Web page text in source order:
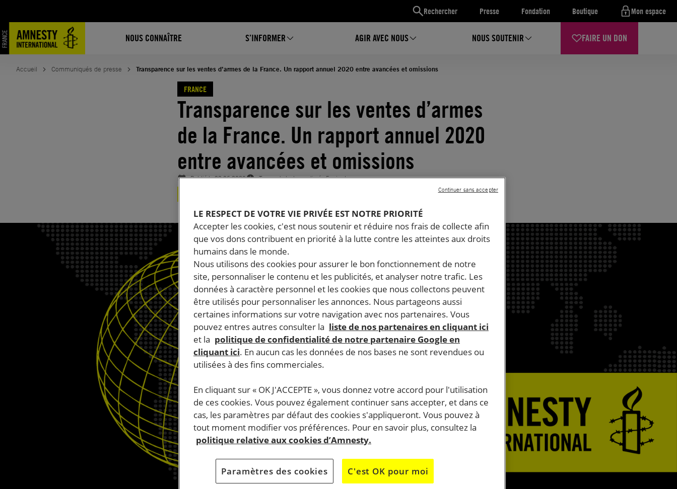
Rechercher Presse Fondation Boutique Mon espace
NOUS CONNAÎTRE S’INFORMER AGIR AVEC NOUS NOUS SOUTENIR FAIRE UN DON
contenu
Accueil Communiqués de presse Transparence sur les ventes d’armes de la France. Un rapport annuel 2020 entre avancées et omissions
FRANCE
Transparence sur les ventes d’armes
de la France. Un rapport annuel 2020
entre avancées et omissions
Publié le02.06.2020
Temps de lecture estimé : 5 minutes
LE RESPECT DE VOTRE VIE PRIVÉE EST NOTRE PRIORITÉ
Accepter les cookies, c'est nous soutenir et réduire nos frais de collecte afin
que vos dons contribuent en priorité à la lutte contre les atteintes aux droits
humains dans le monde.
Nous utilisons des cookies pour assurer le bon fonctionnement de notre
site, personnaliser le contenu et les publicités, et analyser notre trafic. Les
données à caractère personnel et les cookies que nous collectons peuvent
être utilisés pour personnaliser les annonces. Nous partageons aussi
certaines informations sur votre navigation avec nos partenaires. Vous
pouvez entres autres consulter la liste de nos partenaires en cliquant ici
et la politique de confidentialité de notre partenaire Google en
cliquant ici. En aucun cas les données de nos bases ne sont revendues ou
utilisées à des fins commerciales.
En cliquant sur « OK J'ACCEPTE », vous donnez votre accord pour l'utilisation
de ces cookies. Vous pouvez également continuer sans accepter, et dans ce
cas, les paramètres par défaut des cookies s'appliqueront. Vous pouvez à
tout moment modifier vos préférences. Pour en savoir plus, consultez la
politique relative aux cookies d’Amnesty.
Paramètres des cookies C'est OK pour moi
Continuer sans accepter